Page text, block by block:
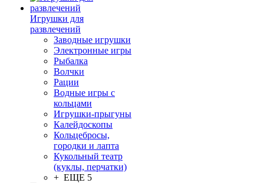
Игрушки для
развлечений
Заводные игрушки
Электронные игры
Рыбалка
Волчки
Рации
Водные игры с
кольцами
Игрушки-прыгуны
Калейдоскопы
Кольцебросы,
городки и лапта
Кукольный театр
(куклы, перчатки)
+ ЕЩЕ 5